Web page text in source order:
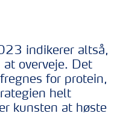
indikerer altså,
overveje. Det
for protein,
helt
kunsten at høste